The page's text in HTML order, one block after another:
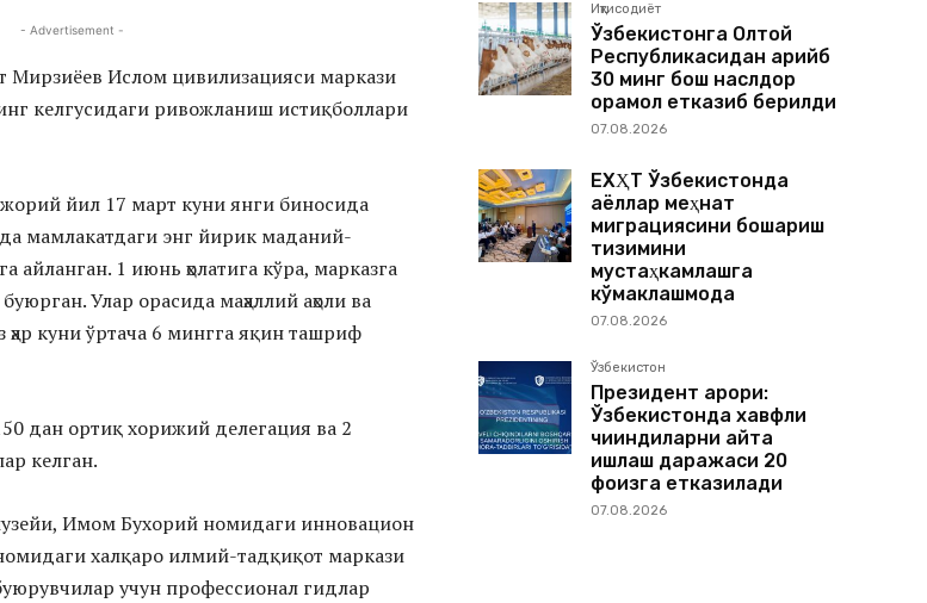
- Advertisement -
Мирзиёев Ислом цивилизацияси маркази
келгусидаги ривожланиш истиқболлари
йил 17 март куни янги биносида
мамлакатдаги энг йирик маданий-
1 июнь ҳолатига кўра, марказга
Улар орасида маҳаллий аҳоли ва
куни ўртача 6 мингга яқин ташриф
дан ортиқ хорижий делегация ва 2
келган.
Имом Бухорий номидаги инновацион
халқаро илмий-тадқиқот маркази
учун профессионал гидлар
Иқтисодиёт
Ўзбекистонга Олтой
Республикасидан қарийб
30 минг бош наслдор
қорамол етказиб берилди
07.08.2026
ЕХҲТ Ўзбекистонда
аёллар меҳнат
миграциясини бошқариш
тизимини
мустаҳкамлашга
кўмаклашмоқда
07.08.2026
Ўзбекистон
Президент қарори:
Ўзбекистонда хавфли
чиқиндиларни қайта
ишлаш даражаси 20
фоизга етказилади
07.08.2026